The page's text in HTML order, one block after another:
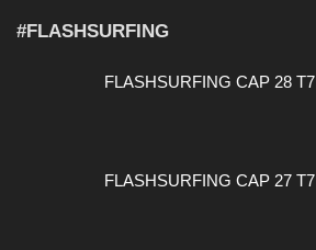
#FLASHSURFING
FLASHSURFING CAP 28 T7
FLASHSURFING CAP 27 T7